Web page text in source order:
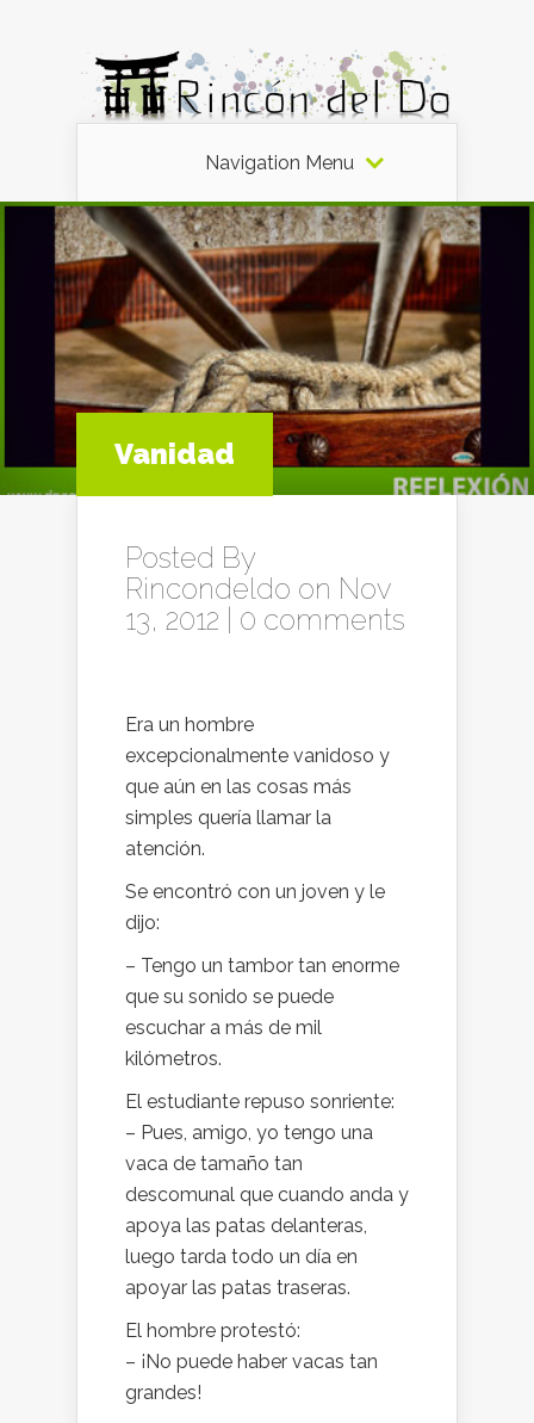
Navigation Menu
Vanidad
Posted By
Rincondeldo on Nov
13, 2012 | 0 comments
Era un hombre
excepcionalmente vanidoso y
que aún en las cosas más
simples quería llamar la
atención.
Se encontró con un joven y le
dijo:
– Tengo un tambor tan enorme
que su sonido se puede
escuchar a más de mil
kilómetros.
El estudiante repuso sonriente:
– Pues, amigo, yo tengo una
vaca de tamaño tan
descomunal que cuando anda y
apoya las patas delanteras,
luego tarda todo un día en
apoyar las patas traseras.
El hombre protestó:
– ¡No puede haber vacas tan
grandes!